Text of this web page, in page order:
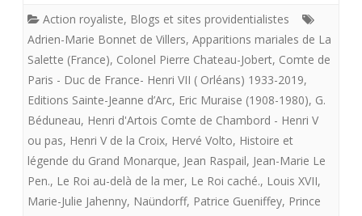
seul
nation
Action royaliste, Blogs et sites providentialistes
Adrien-Marie Bonnet de Villers, Apparitions mariales de La
Salette (France), Colonel Pierre Chateau-Jobert, Comte de
Paris - Duc de France- Henri VII ( Orléans) 1933-2019,
Editions Sainte-Jeanne d’Arc, Eric Muraise (1908-1980), G.
Béduneau, Henri d'Artois Comte de Chambord - Henri V
ou pas, Henri V de la Croix, Hervé Volto, Histoire et
légende du Grand Monarque, Jean Raspail, Jean-Marie Le
Pen., Le Roi au-delà de la mer, Le Roi caché., Louis XVII,
Marie-Julie Jahenny, Naündorff, Patrice Gueniffey, Prince